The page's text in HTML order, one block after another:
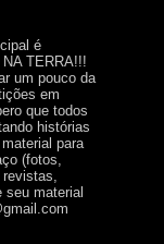
é
TERRA!!!
um pouco da
em
que todos
histórias
para
(fotos,
material